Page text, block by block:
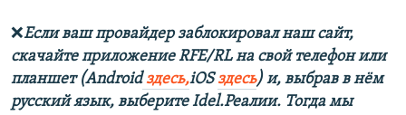
❌Если ваш провайдер заблокировал наш сайт,
скачайте приложение RFE/RL на свой телефон или
планшет (Androidздесь,iOSздесь) и, выбрав в нём
русский язык, выберите Idel.Реалии. Тогда мы